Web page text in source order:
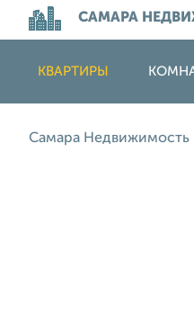
САМАРА
КВАРТИРЫ
Самара Недвижимость